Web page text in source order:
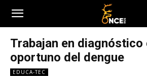
Trabajan en
oportuno del dengue
EDUCA-TEC